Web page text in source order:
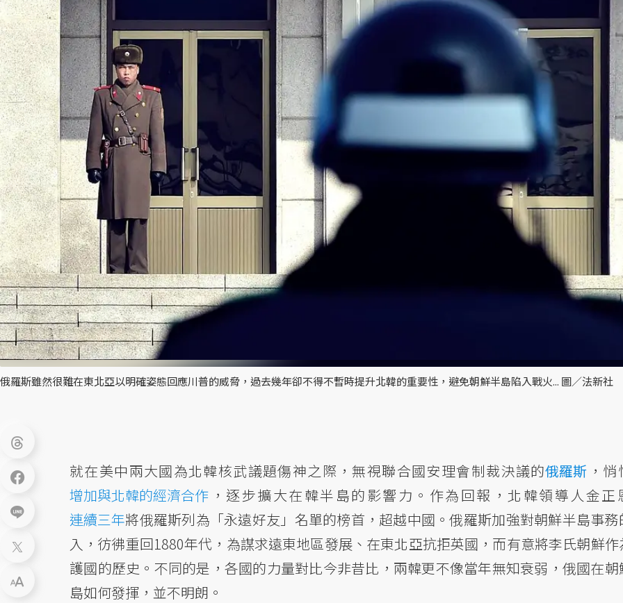
俄羅斯雖然很難在東北亞以明確姿態回應川普的威脅，過去幾年卻不得不暫時提升北韓的重要性，避免朝鮮半島陷入戰火... 圖／法新社
就在美中兩大國為北韓核武議題傷神之際，無視聯合國安理會制裁決議的俄羅斯 ，
增加與北韓的經濟合作 ，逐步擴大在韓半島的影響力。作為回報，北韓領導人金正
連續三年將俄羅斯列為「永遠好友」名單的榜首，超越中國。俄羅斯加強對朝鮮半島事務
入，彷彿重回1880年代，為謀求遠東地區發展、在東北亞抗拒英國，而有意將李氏朝鮮作
護國的歷史。不同的是，各國的力量對比今非昔比，兩韓更不像當年無知衰弱，俄國在朝
島如何發揮，並不明朗。